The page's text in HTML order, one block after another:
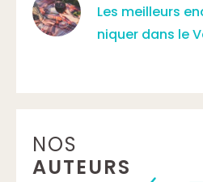
Les meilleurs
niquer dans le
NOS
AUTEURS